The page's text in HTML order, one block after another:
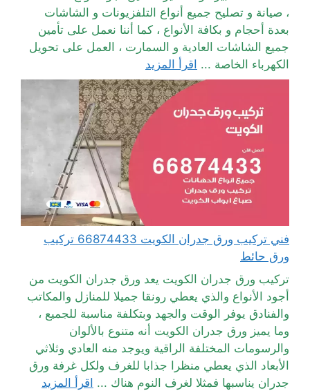
، صيانة و تصليح جميع أنواع التلفزيونات و الشاشات
بعدة أحجام و بكافة الأنواع ، كما أننا نعمل على تأمين
جميع الشاشات العادية و السمارت ، العمل على تحويل
الكهرباء الخاصة ... اقرأ المزيد
فني تركيب ورق جدران الكويت 66874433 تركيب
ورق حائط
تركيب ورق جدران الكويت يعد ورق جدران الكويت من
أجود الأنواع والذي يعطي رونقا جميلا للمنازل والمكاتب
والفنادق يوفر الوقت والجهد وبتكلفة مناسبة للجميع ،
وما يميز ورق جدران الكويت أنه متنوع بالألوان
والرسومات المختلفة الراقية ويوجد منه العادي وثلاثي
الأبعاد الذي يعطي منظرا جذابا للغرف ولكل غرفة ورق
جدران يناسبها فمثلا لغرف النوم هناك ... اقرأ المزيد